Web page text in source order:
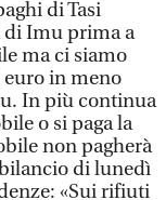
di Tasi
di Imu prima a
ma ci siamo
euro in meno
In più continua
o si paga la
non pagherà
di lunedì
«Sui rifiuti